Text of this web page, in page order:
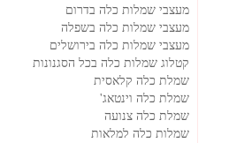
מעצבי שמלות כלה בדרום
מעצבי שמלות כלה בשפלה
מעצבי שמלות כלה בירושלים
קטלוג שמלות כלה בכל הסגנונות
שמלת כלה קלאסית
שמלת כלה וינטאג'
שמלת כלה צנועה
שמלות כלה למלאות